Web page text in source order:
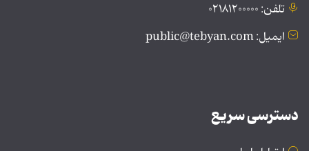
تلفن: ۰۲۱۸۱۲۰۰۰۰۰
ایمیل: public@tebyan.com
دسترسی سریع